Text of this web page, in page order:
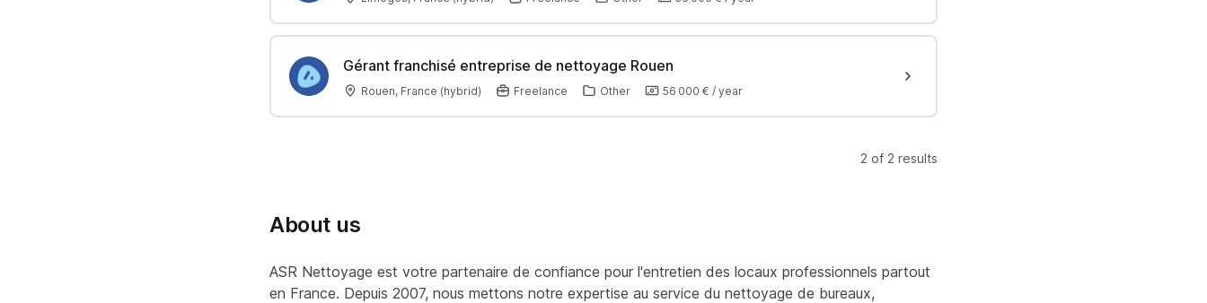
Gérant franchisé entreprise de nettoyage Rouen
Rouen, France (hybrid) Freelance Other 56 000 € / year
2 of 2 results
About us
ASR Nettoyage est votre partenaire de confiance pour l'entretien des locaux professionnels partout
en France. Depuis 2007, nous mettons notre expertise au service du nettoyage de bureaux,